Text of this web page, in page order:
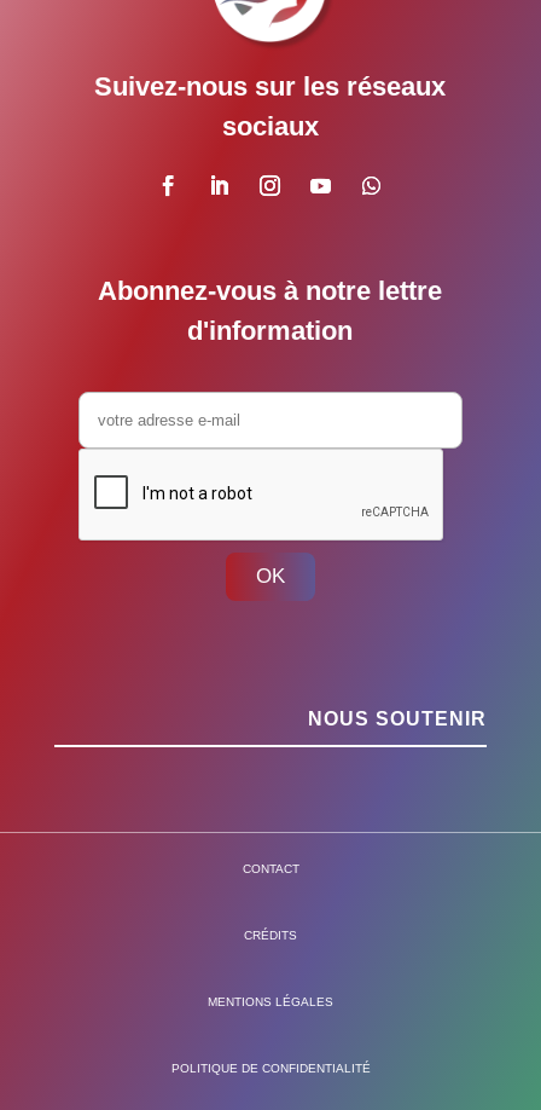
Suivez-nous sur les réseaux
sociaux
Abonnez-vous à notre lettre
d'information
OK
NOUS SOUTENIR
CONTACT
CRÉDITS
MENTIONS LÉGALES
POLITIQUE DE CONFIDENTIALITÉ